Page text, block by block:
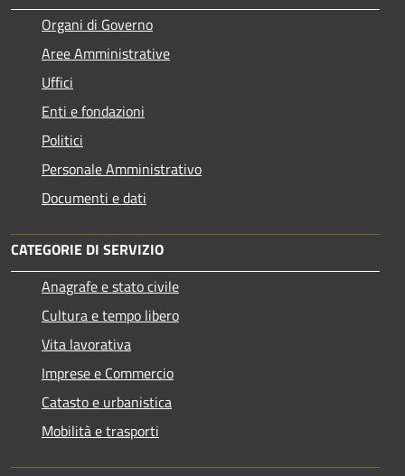
Organi di Governo
Aree Amministrative
Uffici
Enti e fondazioni
Politici
Personale Amministrativo
Documenti e dati
CATEGORIE DI SERVIZIO
Anagrafe e stato civile
Cultura e tempo libero
Vita lavorativa
Imprese e Commercio
Catasto e urbanistica
Mobilità e trasporti